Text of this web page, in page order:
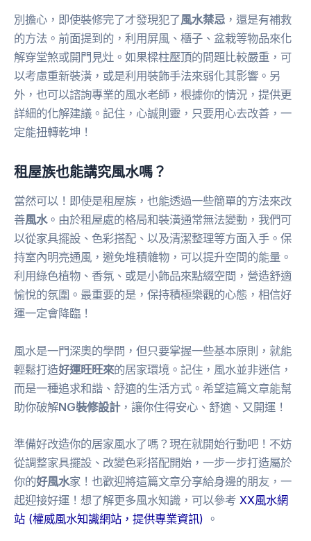
別擔心，即使裝修完了才發現犯了風水禁忌 ，還是有補救
的方法。前面提到的，利用屏風、櫃子、盆栽等物品來化
解穿堂煞或開門見灶。如果樑柱壓頂的問題比較嚴重，可
以考慮重新裝潢，或是利用裝飾手法來弱化其影響。另
外，也可以諮詢專業的風水老師，根據你的情況，提供更
詳細的化解建議。記住，心誠則靈，只要用心去改善，一
定能扭轉乾坤！
租屋族也能講究風水嗎？
當然可以！即使是租屋族，也能透過一些簡單的方法來改
善風水。由於租屋處的格局和裝潢通常無法變動，我們可
以從家具擺設、色彩搭配、以及清潔整理等方面入手。保
持室內明亮通風，避免堆積雜物，可以提升空間的能量。
利用綠色植物、香氛、或是小飾品來點綴空間，營造舒適
愉悅的氛圍。最重要的是，保持積極樂觀的心態，相信好
運一定會降臨！
風水是一門深奧的學問，但只要掌握一些基本原則，就能
輕鬆打造好運旺旺來的居家環境。記住，風水並非迷信，
而是一種追求和諧、舒適的生活方式。希望這篇文章能幫
助你破解NG裝修設計，讓你住得安心、舒適、又開運！
準備好改造你的居家風水了嗎？現在就開始行動吧！不妨
從調整家具擺設、改變色彩搭配開始，一步一步打造屬於
你的好風水家！也歡迎將這篇文章分享給身邊的朋友，一
起迎接好運！想了解更多風水知識，可以參考 XX風水網
站 (權威風水知識網站，提供專業資訊) 。